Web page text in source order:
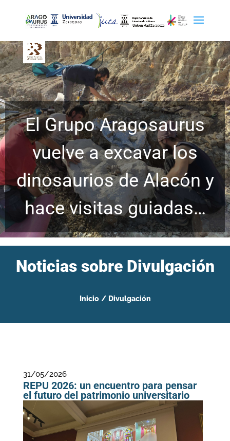
El Grupo Aragosaurus
vuelve a excavar los
dinosaurios de Alacón y
hace visitas guiadas…
Noticias sobre Divulgación
Inicio / Divulgación
31/05/2026
REPU 2026: un encuentro para pensar
el futuro del patrimonio universitario